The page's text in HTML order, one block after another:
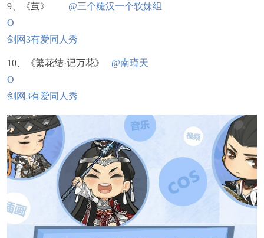
9、《茧》 @三个糙汉一个软妹组
O
剑网3有爱同人秀
10、《繁花结·记万花》 @南瑾天
O
剑网3有爱同人秀